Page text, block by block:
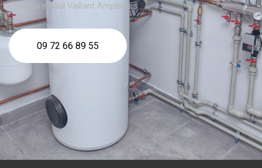
chaudière fioul Vaillant Amplepuis
09 72 66 89 55